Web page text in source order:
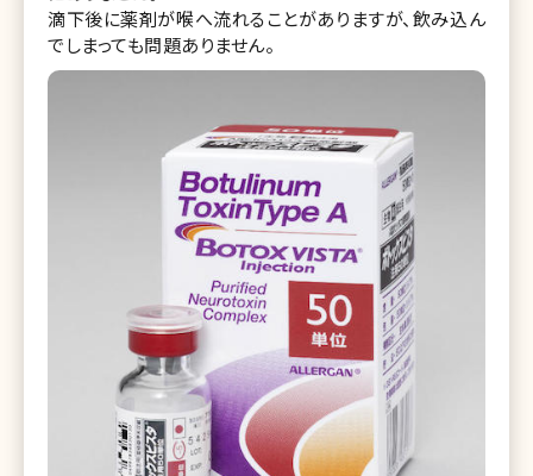
滴下後に薬剤が喉へ流れることがありますが、飲み込ん
でしまっても問題ありません。